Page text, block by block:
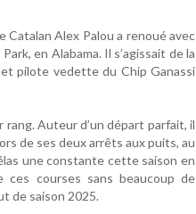
Catalan Alex Palou a renoué avec
en Alabama. Il s’agissait de la
pilote vedette du Chip Ganassi
Auteur d’un départ parfait, il
de ses deux arrêts aux puits, au
une constante cette saison en
ces courses sans beaucoup de
de saison 2025.